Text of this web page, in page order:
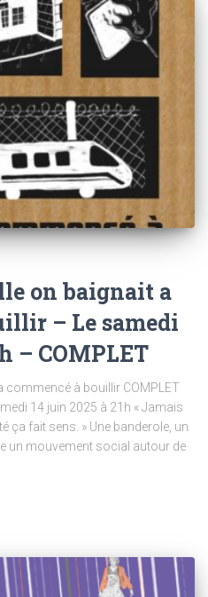
on baignait a
– Le samedi
– COMPLET
commencé à bouillir COMPLET
14 juin 2025 à 21h « Jamais
ça fait sens. » Une banderole, un
un mouvement social autour de